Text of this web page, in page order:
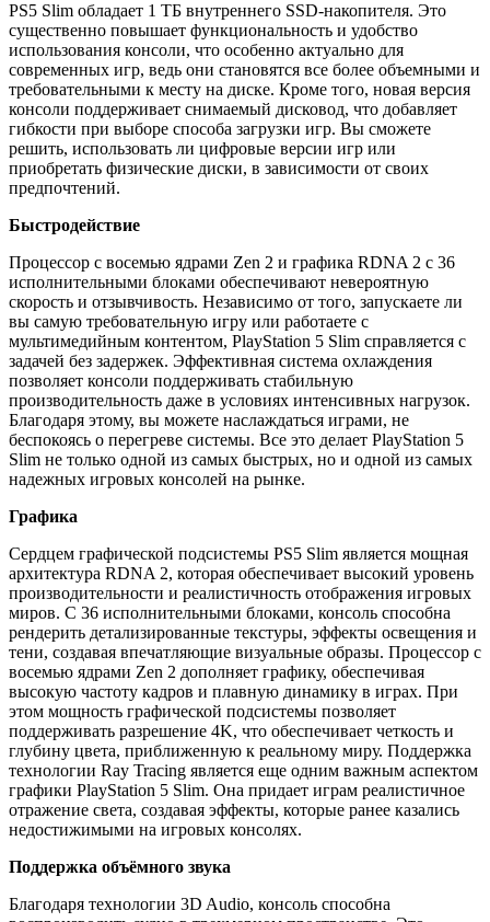
PS5 Slim обладает 1 ТБ внутреннего SSD-накопителя. Это
существенно повышает функциональность и удобство
использования консоли, что особенно актуально для
современных игр, ведь они становятся все более объемными и
требовательными к месту на диске. Кроме того, новая версия
консоли поддерживает снимаемый дисковод, что добавляет
гибкости при выборе способа загрузки игр. Вы сможете
решить, использовать ли цифровые версии игр или
приобретать физические диски, в зависимости от своих
предпочтений.
Быстродействие
Процессор с восемью ядрами Zen 2 и графика RDNA 2 с 36
исполнительными блоками обеспечивают невероятную
скорость и отзывчивость. Независимо от того, запускаете ли
вы самую требовательную игру или работаете с
мультимедийным контентом, PlayStation 5 Slim справляется с
задачей без задержек. Эффективная система охлаждения
позволяет консоли поддерживать стабильную
производительность даже в условиях интенсивных нагрузок.
Благодаря этому, вы можете наслаждаться играми, не
беспокоясь о перегреве системы. Все это делает PlayStation 5
Slim не только одной из самых быстрых, но и одной из самых
надежных игровых консолей на рынке.
Графика
Сердцем графической подсистемы PS5 Slim является мощная
архитектура RDNA 2, которая обеспечивает высокий уровень
производительности и реалистичность отображения игровых
миров. С 36 исполнительными блоками, консоль способна
рендерить детализированные текстуры, эффекты освещения и
тени, создавая впечатляющие визуальные образы. Процессор с
восемью ядрами Zen 2 дополняет графику, обеспечивая
высокую частоту кадров и плавную динамику в играх. При
этом мощность графической подсистемы позволяет
поддерживать разрешение 4K, что обеспечивает четкость и
глубину цвета, приближенную к реальному миру. Поддержка
технологии Ray Tracing является еще одним важным аспектом
графики PlayStation 5 Slim. Она придает играм реалистичное
отражение света, создавая эффекты, которые ранее казались
недостижимыми на игровых консолях.
Поддержка объёмного звука
Благодаря технологии 3D Audio, консоль способна